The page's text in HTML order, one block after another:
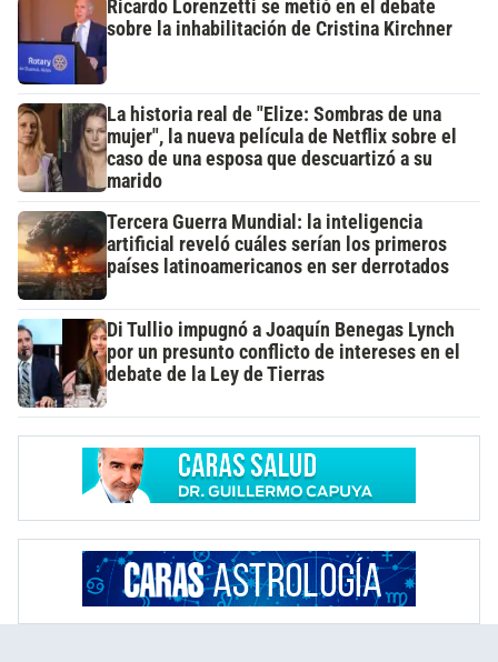
Ricardo Lorenzetti se metió en el debate
sobre la inhabilitación de Cristina Kirchner
La historia real de "Elize: Sombras de una
mujer", la nueva película de Netflix sobre el
caso de una esposa que descuartizó a su
marido
Tercera Guerra Mundial: la inteligencia
artificial reveló cuáles serían los primeros
países latinoamericanos en ser derrotados
Di Tullio impugnó a Joaquín Benegas Lynch
por un presunto conflicto de intereses en el
debate de la Ley de Tierras